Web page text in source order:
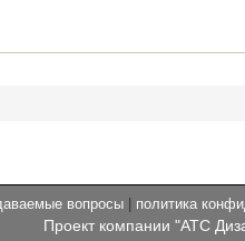
вопросы политика
Проект компании "АТС